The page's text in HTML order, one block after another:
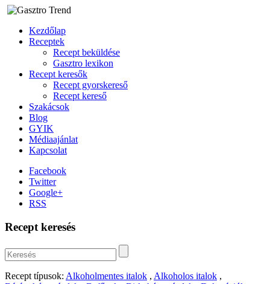
Kezdőlap
Receptek
Recept beküldése
Gasztro lexikon
Recept keresők
Recept gyorskereső
Recept kereső
Szakácsok
Blog
GYIK
Médiaajánlat
Kapcsolat
Facebook
Twitter
Google+
RSS
Recept keresés
Recept típusok: Alkoholmentes italok , Alkoholos italok ,